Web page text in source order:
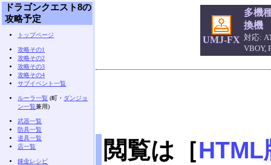
UMJ-FX
多機
換機
対応:
VBOY,
閲覧は［HTML
ドラゴンクエスト8の
攻略予定
トップページ
攻略その1
攻略その2
攻略その3
攻略その4
サブイベント一覧
ルーラ一覧 (町・ ダンジョ
ン一覧兼用)
武器一覧
防具一覧
道具一覧
店一覧
錬金レシピ